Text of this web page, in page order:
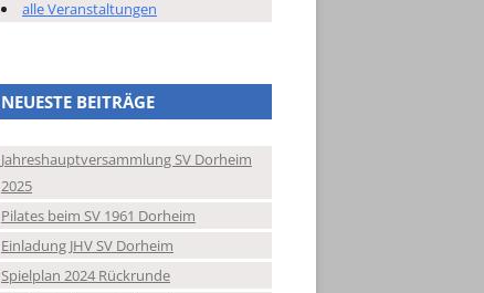
alle Veranstaltungen
NEUESTE BEITRÄGE
Jahreshauptversammlung SV Dorheim
2025
Pilates beim SV 1961 Dorheim
Einladung JHV SV Dorheim
Spielplan 2024 Rückrunde